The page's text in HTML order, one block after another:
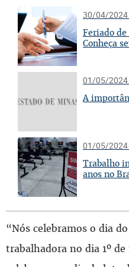
30/04/2024
Feriado
Conheça
01/05/2024
A
01/05/2024
Trabalho
anos no
“Nós celebramos o dia
trabalhadora no dia 1º